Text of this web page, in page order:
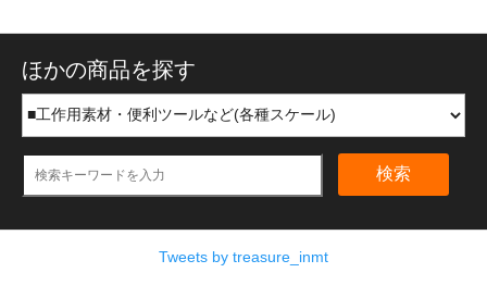
ほかの商品を探す
検索
Tweets by treasure_inmt